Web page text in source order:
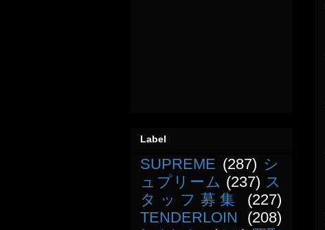
Label
SUPREME (287) シ
ュプリーム (237) ス
タッフ募集
(227)
TENDERLOIN
(208)